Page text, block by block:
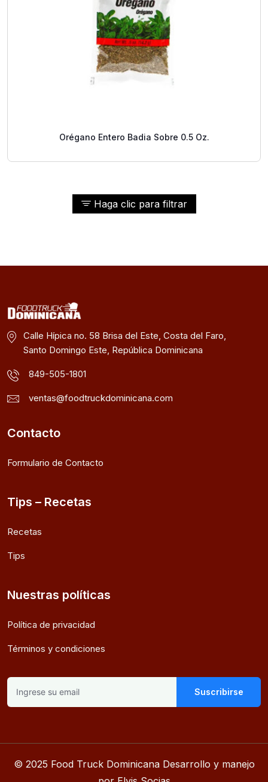
Haga clic para filtrar
Orégano Entero Badia Sobre 0.5 Oz.
Calle Hípica no. 58 Brisa del Este, Costa del Faro,
Santo Domingo Este, República Dominicana
849-505-1801
ventas@foodtruckdominicana.com
Contacto
Formulario de Contacto
Tips – Recetas
Recetas
Tips
Nuestras políticas
Política de privacidad
Términos y condiciones
Suscribirse
© 2025 Food Truck Dominicana Desarrollo y manejo